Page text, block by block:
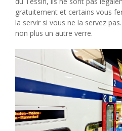
gratuitement et certains vous
la servir si vous ne la servez
non plus un autre verre.